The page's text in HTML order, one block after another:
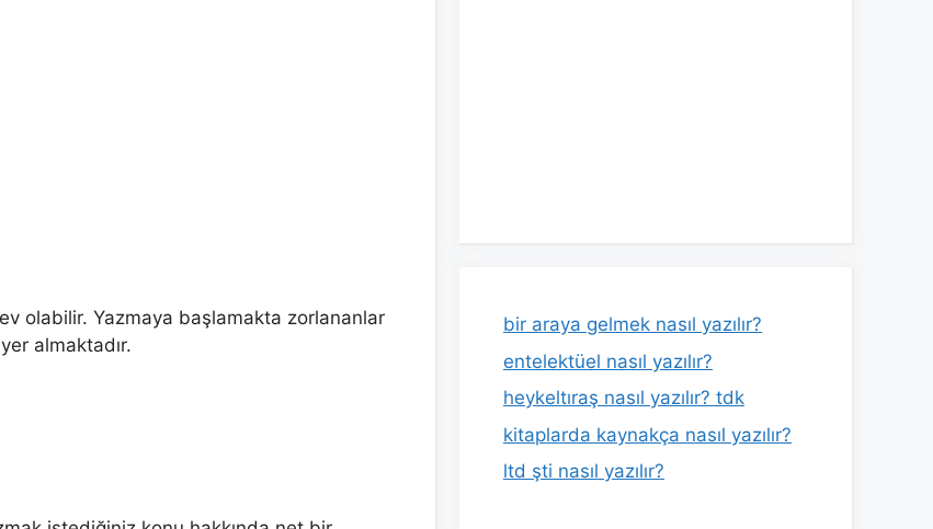
olabilir. Yazmaya başlamakta zorlananlar
almaktadır.
bir araya gelmek nasıl yazılır?
entelektüel nasıl yazılır?
heykeltıraş nasıl yazılır? tdk
kitaplarda kaynakça nasıl yazılır?
ltd şti nasıl yazılır?